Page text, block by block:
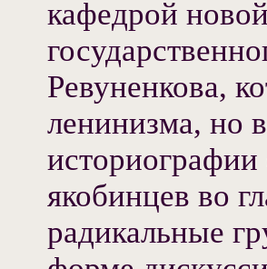
кафедрой
Ревуненкова,
ленинизма, но
якобинцев во
радикальные